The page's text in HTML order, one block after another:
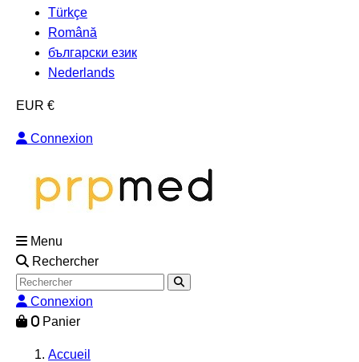
Türkçe
Română
български език
Nederlands
EUR €
Connexion
Menu
Rechercher
Connexion
0 Panier
Accueil